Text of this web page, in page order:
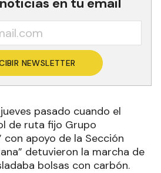
NEWSLETTER
pasado cuando el
de ruta fijo Grupo
con apoyo de la Sección
detuvieron la marcha de
bolsas con carbón.